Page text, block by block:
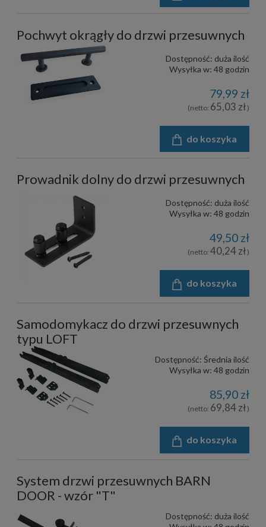
Pochwyt okrągły do drzwi przesuwnych
Dostępność: duża ilość
Wysyłka w: 48 godzin
79,99 zł
(netto: 65,03 zł)
do koszyka
Prowadnik dolny do drzwi przesuwnych
Dostępność: duża ilość
Wysyłka w: 48 godzin
49,50 zł
(netto: 40,24 zł)
do koszyka
Samodomykacz do drzwi przesuwnych
typu LOFT
Dostępność: Średnia ilość
Wysyłka w: 48 godzin
85,90 zł
(netto: 69,84 zł)
do koszyka
System drzwi przesuwnych BARN
DOOR - wzór "T"
Dostępność: duża ilość